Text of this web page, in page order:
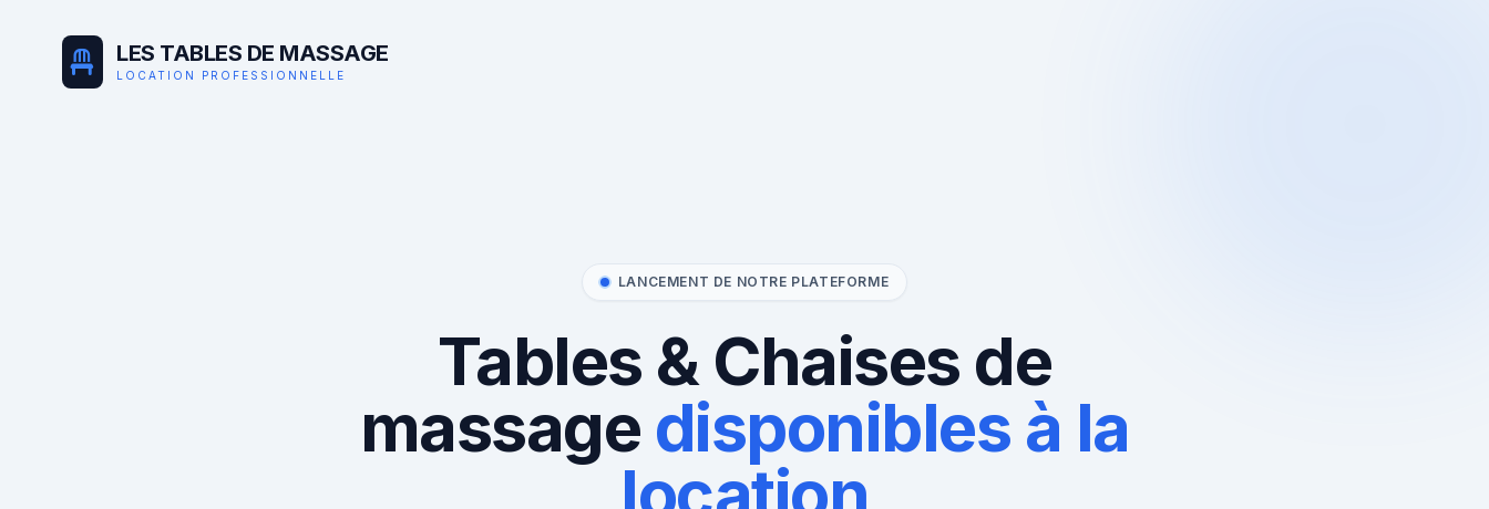
LES TABLES DE MASSAGE
LOCATION PROFESSIONNELLE
LANCEMENT DE NOTRE PLATEFORME
Tables & Chaises de
massage disponibles à la